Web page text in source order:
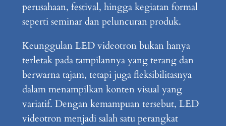
perusahaan, festival, hingga kegiatan formal
seperti seminar dan peluncuran produk.
Keunggulan LED videotron bukan hanya
terletak pada tampilannya yang terang dan
berwarna tajam, tetapi juga fleksibilitasnya
dalam menampilkan konten visual yang
variatif. Dengan kemampuan tersebut, LED
videotron menjadi salah satu perangkat